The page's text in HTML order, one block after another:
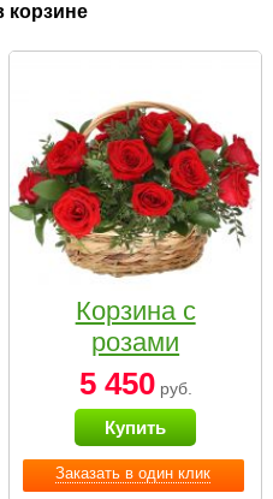
корзине
Заказать в один клик
Корзина с
розами
«Красный
Париж»
5 450руб.
Купить